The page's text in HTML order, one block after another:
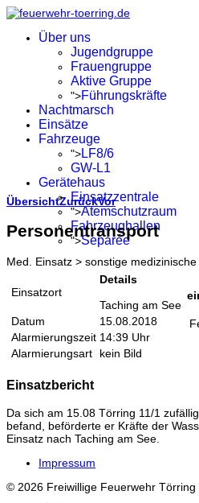
Über uns
Jugendgruppe
Frauengruppe
Aktive Gruppe
">Führungskräfte
Nachtmarsch
Einsätze
Fahrzeuge
">LF8/6
GW-L1
Gerätehaus
Einsatzzentrale
">Atemschutzraum
Fahrzeughallen
">Separée
ÜbersichtZurückVor
Personentransport
Med. Einsatz > sonstige
Einsatzort
Details
Taching am See
Datum
15.08.2018
Alarmierungszeit 14:39 Uhr
Alarmierungsart
kein Bild
Einsatzbericht
Da sich am 15.08 Törring 11/1
befand, beförderte er Kräfte der
Einsatz nach Taching am See.
Impressum
© 2026 Freiwillige Feuerwehr Törring